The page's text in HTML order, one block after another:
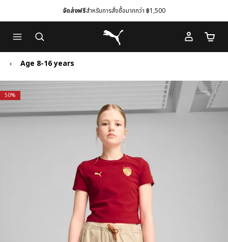
to
Main
content
to
Footer
Content
จัดส่งฟรีสำหรับการสั่งซื้อมากกว่า ฿1,500
Puma โฮม
จำนว
Age 8-16 years
50%